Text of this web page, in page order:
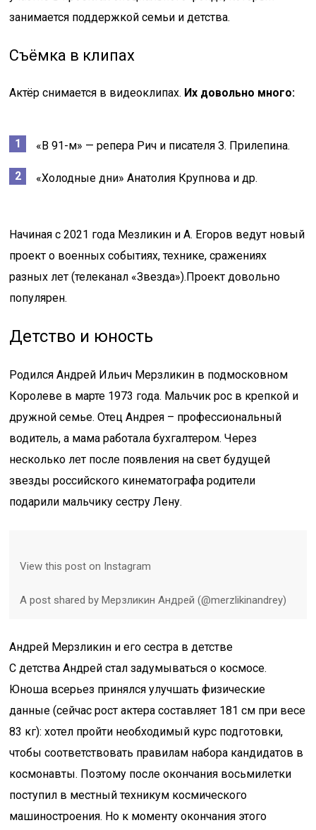
занимается поддержкой семьи и детства.
Съёмка в клипах
Актёр снимается в видеоклипах. Их довольно много:
«В 91-м» — репера Рич и писателя З. Прилепина.
«Холодные дни» Анатолия Крупнова и др.
Начиная с 2021 года Мезликин и А. Егоров ведут новый
проект о военных событиях, технике, сражениях
разных лет (телеканал «Звезда»).Проект довольно
популярен.
Детство и юность
Родился Андрей Ильич Мерзликин в подмосковном
Королеве в марте 1973 года. Мальчик рос в крепкой и
дружной семье. Отец Андрея – профессиональный
водитель, а мама работала бухгалтером. Через
несколько лет после появления на свет будущей
звезды российского кинематографа родители
подарили мальчику сестру Лену.
View this post on Instagram
A post shared by Мерзликин Андрей (@merzlikinandrey)
Андрей Мерзликин и его сестра в детстве
С детства Андрей стал задумываться о космосе.
Юноша всерьез принялся улучшать физические
данные (сейчас рост актера составляет 181 см при весе
83 кг): хотел пройти необходимый курс подготовки,
чтобы соответствовать правилам набора кандидатов в
космонавты. Поэтому после окончания восьмилетки
поступил в местный техникум космического
машиностроения. Но к моменту окончания этого